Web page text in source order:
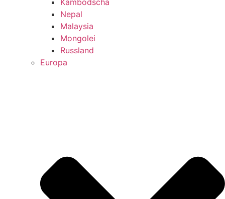
Nepal
Malaysia
Mongolei
Russland
Europa